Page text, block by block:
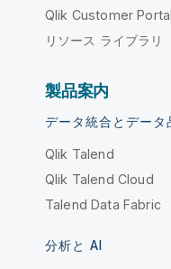
Qlik Customer Portal
リソース ライブラリ
製品案内
データ統合とデータ
Qlik Talend
Qlik Talend Cloud
Talend Data Fabric
分析と AI